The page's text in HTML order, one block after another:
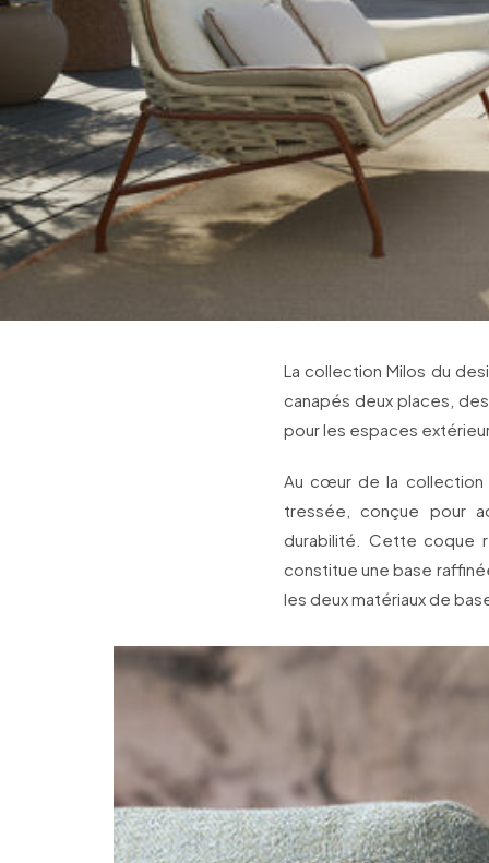
La collection Milos du
canapés deux places,
pour les espaces
Au cœur de la collection
tressée, conçue pour
durabilité. Cette coque
constitue une base
les deux matériaux de